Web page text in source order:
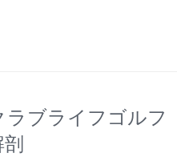
ブライフゴルフ